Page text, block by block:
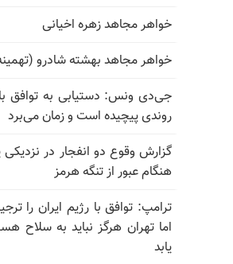
خواهر مجاهد زهره اخیانی
خواهر مجاهد بهشته شادرو
جی‌دی ونس: دستیابی به توافق با
روندی پیچیده است و زمان می‌برد
گزارش وقوع دو انفجار در
هنگام عبور از تنگه هرمز
ترامپ: توافق با رژیم ایران را
اما تهران هرگز نباید به سلاح
یابد